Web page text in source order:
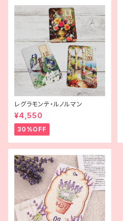
レグラモンテ・ルノルマン
¥4,550
30%OFF